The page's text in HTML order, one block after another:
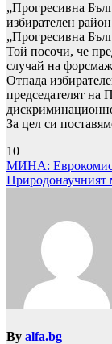
„Прогресивна
избирателен
„Прогресивна
Той посочи, че
случай на
Отпада
председателят на
За цел си
10
Навигация
МИНА:
Природонаучният
By alfa.bg